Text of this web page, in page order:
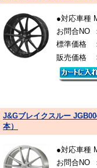
●対応車種
お問合NO
標準価格
販売価格
J&Gブレイクスルー
本）
●対応車種
お問合NO